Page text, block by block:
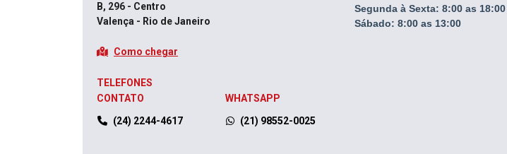
B, 296 - Centro
Valença - Rio de Janeiro
Como chegar
TELEFONES
CONTATO
(24) 2244-4617
WHATSAPP
(21) 98552-0025
Segunda à Sexta: 8:00 as 18:00
Sábado: 8:00 as 13:00